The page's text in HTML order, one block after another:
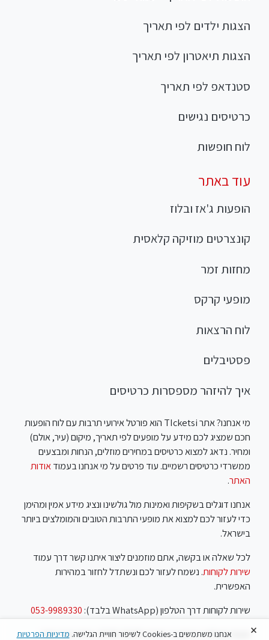
הצגות ילדים לפי תאריך
הצגות תיאטרון לפי תאריך
סטנדאפ לפי תאריך
כרטיסים נגישים
לוח חופשות
עוד באתר
הופעות ג'אז ובלוז
קונצרטים מוזיקה קלאסית
מחזות זמר
מופעי קרקס
לוח הרצאות
פסטיבלים
איך להיזהר מספסרות כרטיסים
מי אנחנו? אתר TIcketsi הוא פורטל אירועי תרבות עם לוח הופעות
חכם שמציג לכם מידע על מופעים לפי תאריך, מיקום (עיר, אולם)
ומחיר. נדאג למצוא כרטיסים במחירים מוזלים, הנחות ומבצעים
ממשרדי כרטיסים רשמיים. עוד פרטים על מי אנחנו בעמודאודות
האתר.
אנחנו דוגלים בשקיפות ואמינות מול גולשינו ונציג מידע אמין ומהימן
כדי לעזור לכם למצוא את מופעי התרבות הטובים והמומלצים ביותר
בישראל.
לכל שאלה או בקשה, אתם מוזמנים ליצור איתנו קשר דרך עמוד
שירות לקוחות. נשמח לעזור לכם ונשתדל לחזור במהירות
האפשרית.
שירות לקוחות דרך הטלפון (WhatsApp בלבד):
053-9989330
שעות פעילות: ראשון עד חמישי 10:00-18:00, שישי שבת סגור × אנחנו משתמשים ב-Cookies לשיפור חוויית הגלישה. מדיניות הפרטיות